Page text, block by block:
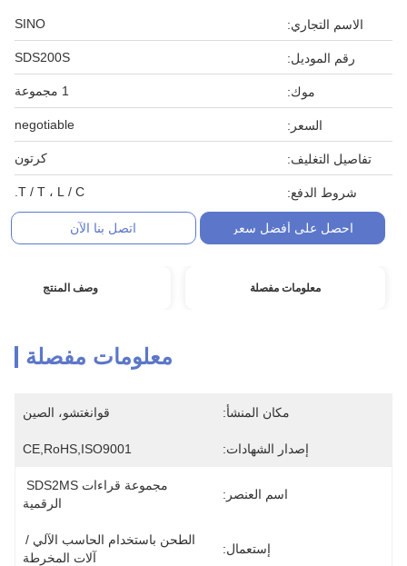
الاسم التجاري: SINO
رقم الموديل: SDS200S
موك: 1 مجموعة
السعر: negotiable
تفاصيل التغليف: كرتون
شروط الدفع: T / T ، L / C.
احصل على أفضل سعر اتصل بنا الآن
معلومات مفصلة وصف المنتج
معلومات مفصلة
مكان المنشأ: قوانغتشو، الصين
إصدار الشهادات: CE,RoHS,ISO9001
اسم العنصر:
الرقمية
إستعمال:
آلات المخرطة